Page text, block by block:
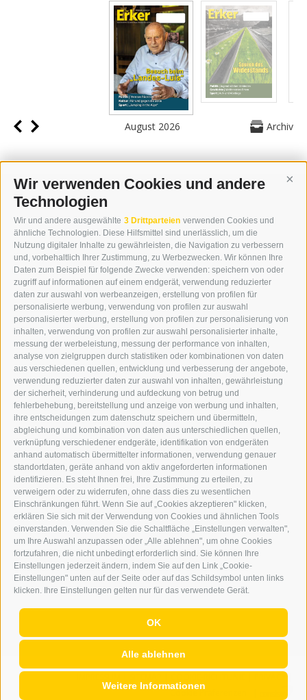
Wir verwenden Cookies und andere
Technologien
Wir und andere ausgewählte 3 Drittparteien verwenden Cookies und
ähnliche Technologien. Diese Hilfsmittel sind unerlässlich, um die
Nutzung digitaler Inhalte zu gewährleisten, die Navigation zu verbessern
und, vorbehaltlich Ihrer Zustimmung, zu Werbezwecken. Wir können Ihre
Daten zum Beispiel für folgende Zwecke verwenden: speichern von oder
zugriff auf informationen auf einem endgerät, verwendung reduzierter
daten zur auswahl von werbeanzeigen, erstellung von profilen für
personalisierte werbung, verwendung von profilen zur auswahl
personalisierter werbung, erstellung von profilen zur personalisierung von
inhalten, verwendung von profilen zur auswahl personalisierter inhalte,
messung der werbeleistung, messung der performance von inhalten,
analyse von zielgruppen durch statistiken oder kombinationen von daten
aus verschiedenen quellen, entwicklung und verbesserung der angebote,
verwendung reduzierter daten zur auswahl von inhalten, gewährleistung
der sicherheit, verhinderung und aufdeckung von betrug und
fehlerbehebung, bereitstellung und anzeige von werbung und inhalten,
ihre entscheidungen zum datenschutz speichern und übermitteln,
abgleichung und kombination von daten aus unterschiedlichen quellen,
verknüpfung verschiedener endgeräte, identifikation von endgeräten
anhand automatisch übermittelter informationen, verwendung genauer
standortdaten, geräte anhand von aktiv angeforderten informationen
identifizieren. Es steht Ihnen frei, Ihre Zustimmung zu erteilen, zu
verweigern oder zu widerrufen, ohne dass dies zu wesentlichen
Einschränkungen führt. Wenn Sie auf „Cookies akzeptieren" klicken,
erklären Sie sich mit der Verwendung von Cookies und ähnlichen Tools
einverstanden. Verwenden Sie die Schaltfläche „Einstellungen verwalten",
um Ihre Auswahl anzupassen oder „Alle ablehnen", um ohne Cookies
fortzufahren, die nicht unbedingt erforderlich sind. Sie können Ihre
Einstellungen jederzeit ändern, indem Sie auf den Link „Cookie-
Einstellungen" unten auf der Seite oder auf das Schildsymbol unten links
klicken. Ihre Einstellungen gelten nur für das verwendete Gerät.
OK
Alle ablehnen
Weitere Informationen
August 2026 Archiv
KONTAKT
WIPP-MEDIA GMBH
DER ERKER
NEUSTADT 20A
I-39049 STERZING
TEL.: +39 0472 766876
GRAFIK@DERERKER.IT
INFO@DERERKER.IT
BARBARA.FONTANA@DERERKER.IT
DER ERKER
WERBEN IM ERKER
ONLINE-WERBUNG
SEPA-DAUERAUFTRAG
REGELN LESERKOMMENTARE
ONLINE VOTING
SERVICE
VERANSTALTUNGSKALENDER
KLEINANZEIGER
NÜTZLICHE LINKS
WETTER
WEBCAM
VIDEOS
TRAUER
|
Cookie Präferenzen